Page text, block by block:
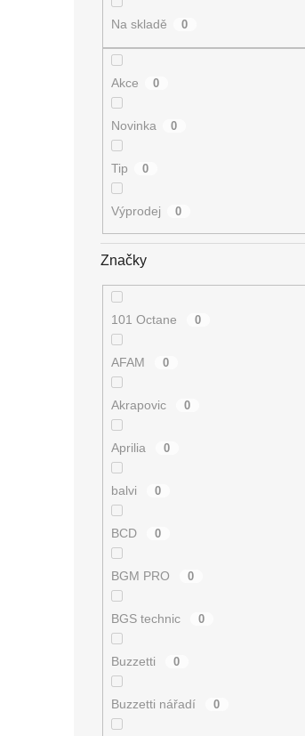
Na skladě 0
Akce 0
Novinka 0
Tip 0
Výprodej 0
Značky
101 Octane 0
AFAM 0
Akrapovic 0
Aprilia 0
balvi 0
BCD 0
BGM PRO 0
BGS technic 0
Buzzetti 0
Buzzetti nářadí 0